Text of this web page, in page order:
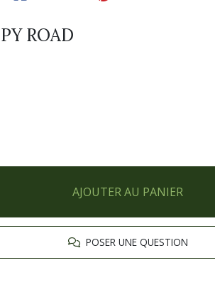
ROAD
AJOUTER AU PANIER
POSER UNE QUESTION